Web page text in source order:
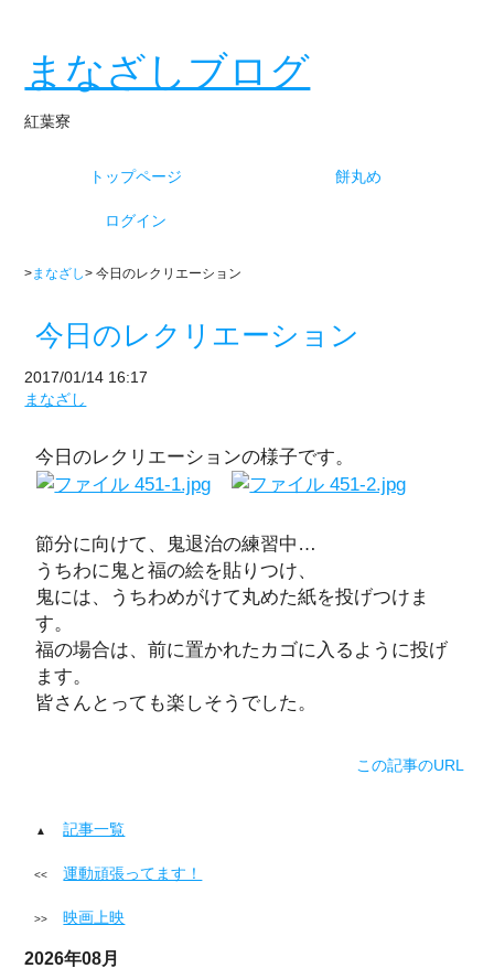
まなざしブログ
紅葉寮
トップページ 餅丸め
ログイン
>まなざし> 今日のレクリエーション
今日のレクリエーション
2017/01/14 16:17
まなざし
今日のレクリエーションの様子です。
節分に向けて、鬼退治の練習中…
うちわに鬼と福の絵を貼りつけ、
鬼には、うちわめがけて丸めた紙を投げつけま
す。
福の場合は、前に置かれたカゴに入るように投げ
ます。
皆さんとっても楽しそうでした。
この記事のURL
記事一覧
運動頑張ってます！
映画上映
2026年08月